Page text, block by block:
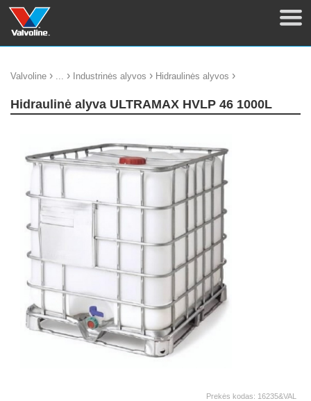
Valvoline › ... › Industrinės alyvos › Hidraulinės alyvos ›
Hidraulinė alyva ULTRAMAX HVLP 46 1000L
Prekės kodas: 16235&VAL